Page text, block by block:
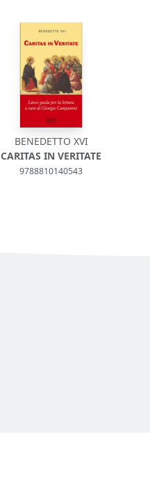
BENEDETTO XVI
CARITAS IN VERITATE
9788810140543